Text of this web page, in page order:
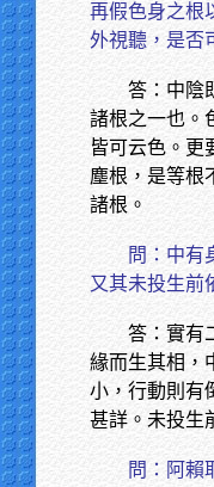
再假色身之根
外視聽，是否
答：中陰
諸根之一也。
皆可云色。更
塵根，是等根
諸根。
問：中有
又其未投生前
答：實有
緣而生其相，
小，行動則有
甚詳。未投生
問：阿賴